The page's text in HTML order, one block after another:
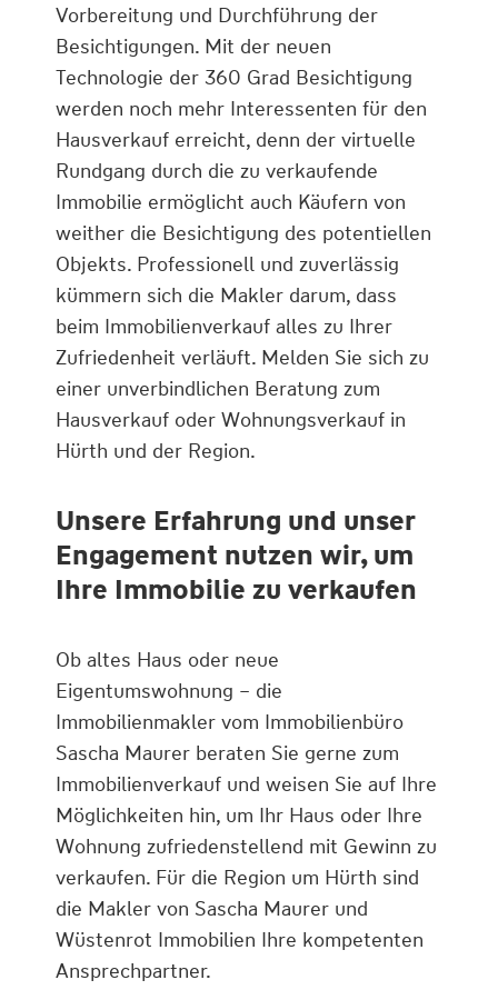
Vorbereitung und Durchführung der
Besichtigungen. Mit der neuen
Technologie der 360 Grad Besichtigung
werden noch mehr Interessenten für den
Hausverkauf erreicht, denn der virtuelle
Rundgang durch die zu verkaufende
Immobilie ermöglicht auch Käufern von
weither die Besichtigung des potentiellen
Objekts. Professionell und zuverlässig
kümmern sich die Makler darum, dass
beim Immobilienverkauf alles zu Ihrer
Zufriedenheit verläuft. Melden Sie sich zu
einer unverbindlichen Beratung zum
Hausverkauf oder Wohnungsverkauf in
Hürth und der Region.
Unsere Erfahrung und unser
Engagement nutzen wir, um
Ihre Immobilie zu verkaufen
Ob altes Haus oder neue
Eigentumswohnung – die
Immobilienmakler vom Immobilienbüro
Sascha Maurer beraten Sie gerne zum
Immobilienverkauf und weisen Sie auf Ihre
Möglichkeiten hin, um Ihr Haus oder Ihre
Wohnung zufriedenstellend mit Gewinn zu
verkaufen. Für die Region um Hürth sind
die Makler von Sascha Maurer und
Wüstenrot Immobilien Ihre kompetenten
Ansprechpartner.